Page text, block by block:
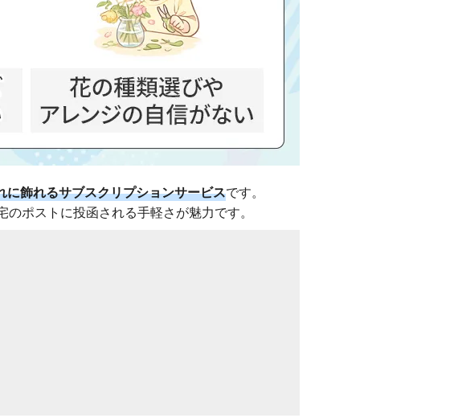
に飾れるサブスクリプションサービスです。
ポストに投函される手軽さが魅力です。